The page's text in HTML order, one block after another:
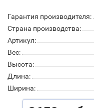
Гарантия производителя:
Страна производства:
Артикул:
Вес:
Высота:
Длина:
Ширина: